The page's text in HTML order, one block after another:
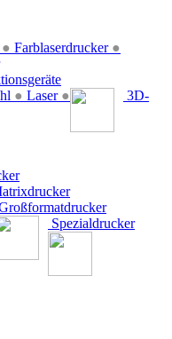
● Farblaserdrucker ●
● Laser ● 3D-
Spezialdrucker